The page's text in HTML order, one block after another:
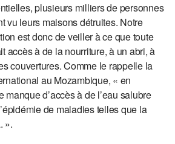
plusieurs milliers de personnes
vu leurs maisons détruites. Notre
est donc de veiller à ce que toute
accès à de la nourriture, à un abri, à
couvertures. Comme le rappelle la
au Mozambique, « en
manque d’accès à de l’eau salubre
de maladies telles que la
».